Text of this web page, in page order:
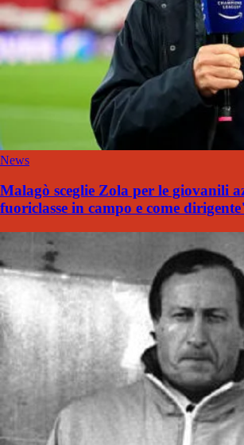
News
Malagò sceglie Zola per le giovanili
fuoriclasse in campo e come